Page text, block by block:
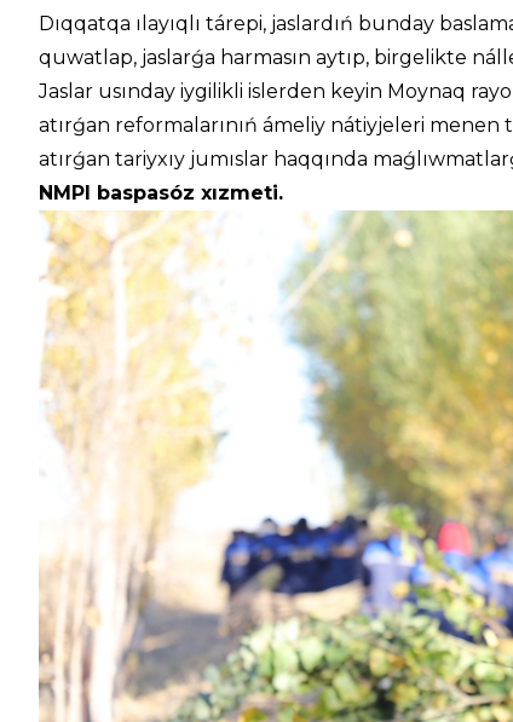
Dıqqatqa ılayıqlı tárepi, jaslardıń bunday
quwatlap, jaslarǵa harmasın aytıp, birgelikte
Jaslar usınday iygilikli islerden keyin Moynaq
atırǵan reformalarınıń ámeliy nátiyjeleri menen
atırǵan tariyxıy jumıslar haqqında
NMPI baspasóz xızmeti.